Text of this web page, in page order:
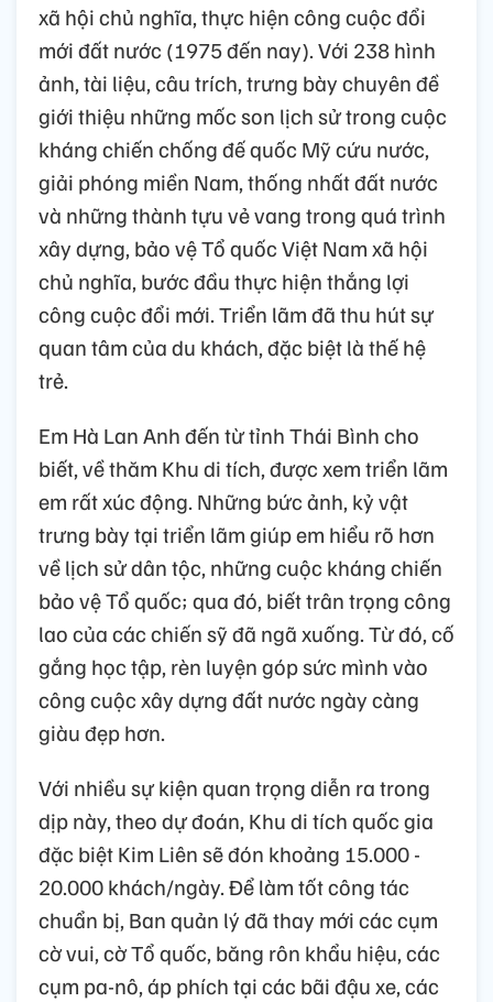
xã hội chủ nghĩa, thực hiện công cuộc đổi
mới đất nước (1975 đến nay). Với 238 hình
ảnh, tài liệu, câu trích, trưng bày chuyên đề
giới thiệu những mốc son lịch sử trong cuộc
kháng chiến chống đế quốc Mỹ cứu nước,
giải phóng miền Nam, thống nhất đất nước
và những thành tựu vẻ vang trong quá trình
xây dựng, bảo vệ Tổ quốc Việt Nam xã hội
chủ nghĩa, bước đầu thực hiện thắng lợi
công cuộc đổi mới. Triển lãm đã thu hút sự
quan tâm của du khách, đặc biệt là thế hệ
trẻ.
Em Hà Lan Anh đến từ tỉnh Thái Bình cho
biết, về thăm Khu di tích, được xem triển lãm
em rất xúc động. Những bức ảnh, kỷ vật
trưng bày tại triển lãm giúp em hiểu rõ hơn
về lịch sử dân tộc, những cuộc kháng chiến
bảo vệ Tổ quốc; qua đó, biết trân trọng công
lao của các chiến sỹ đã ngã xuống. Từ đó, cố
gắng học tập, rèn luyện góp sức mình vào
công cuộc xây dựng đất nước ngày càng
giàu đẹp hơn.
Với nhiều sự kiện quan trọng diễn ra trong
dịp này, theo dự đoán, Khu di tích quốc gia
đặc biệt Kim Liên sẽ đón khoảng 15.000 -
20.000 khách/ngày. Để làm tốt công tác
chuẩn bị, Ban quản lý đã thay mới các cụm
cờ vui, cờ Tổ quốc, băng rôn khẩu hiệu, các
cụm pa-nô, áp phích tại các bãi đậu xe, các